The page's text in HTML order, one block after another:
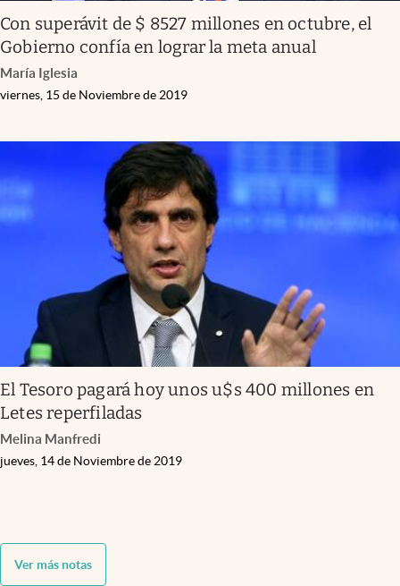
Con superávit de $ 8527 millones en octubre, el
Gobierno confía en lograr la meta anual
María Iglesia
viernes, 15 de Noviembre de 2019
El Tesoro pagará hoy unos u$s 400 millones en
Letes reperfiladas
Melina Manfredi
jueves, 14 de Noviembre de 2019
Ver más notas